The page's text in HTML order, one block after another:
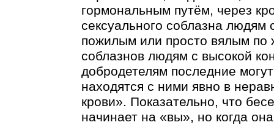
гормональным путём, через
сексуального соблазна людям
пожилым или просто вялым по
соблазнов людям с высокой
добродетелям последние
находятся с ними явно в
крови». Показательно, что
начинает на «вы», но когда